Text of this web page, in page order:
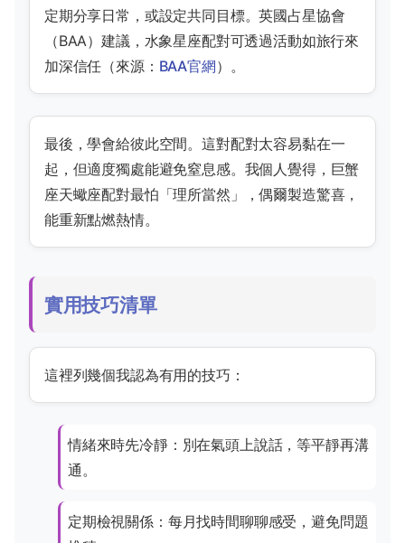
定期分享日常，或設定共同目標。英國占星協會
（BAA）建議，水象星座配對可透過活動如旅行來
加深信任（來源： BAA官網）。
最後，學會給彼此空間。這對配對太容易黏在一
起，但適度獨處能避免窒息感。我個人覺得，巨蟹
座天蠍座配對最怕「理所當然」，偶爾製造驚喜，
能重新點燃熱情。
實用技巧清單
這裡列幾個我認為有用的技巧：
情緒來時先冷靜：別在氣頭上說話，等平靜再溝
通。
定期檢視關係：每月找時間聊聊感受，避免問題